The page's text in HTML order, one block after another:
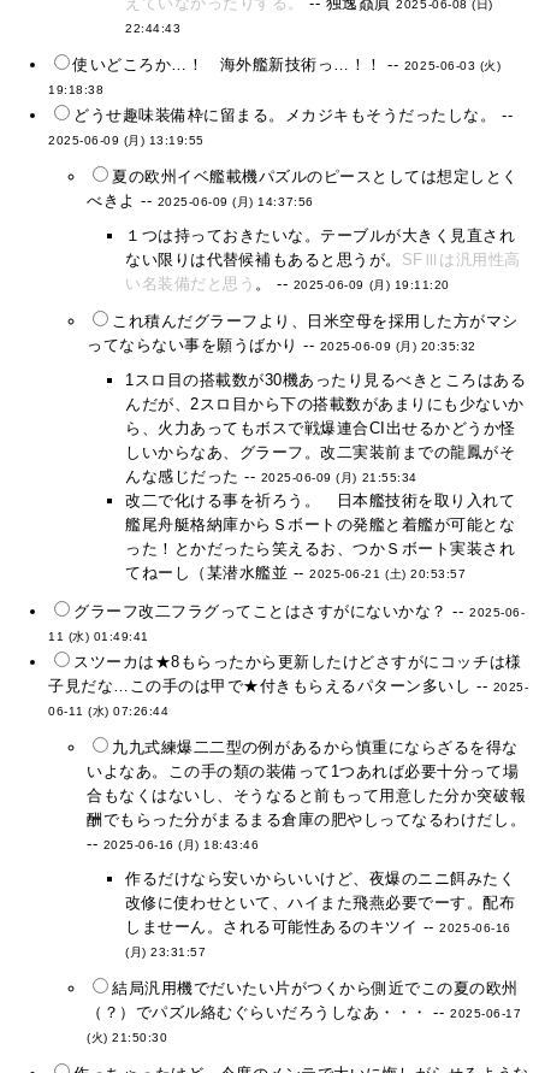
2025-06-08 (日)
22:44:43
使いどころか…！ 海外艦新技術っ…！！ -- 2025-06-03 (火)
19:18:38
どうせ趣味装備枠に留まる。メカジキもそうだったしな。 --
2025-06-09 (月) 13:19:55
夏の欧州イベ艦載機パズルのピースとしては想定しとく
べきよ -- 2025-06-09 (月) 14:37:56
１つは持っておきたいな。テーブルが大きく見直され
ない限りは代替候補もあると思うが。 SFⅢは汎用性高
い名装備だと思う 。 -- 2025-06-09 (月) 19:11:20
これ積んだグラーフより、日米空母を採用した方がマシ
ってならない事を願うばかり -- 2025-06-09 (月) 20:35:32
1スロ目の搭載数が30機あったり見るべきところはある
んだが、2スロ目から下の搭載数があまりにも少ないか
ら、火力あってもボスで戦爆連合CI出せるかどうか怪
しいからなあ、グラーフ。改二実装前までの龍鳳がそ
んな感じだった -- 2025-06-09 (月) 21:55:34
改二で化ける事を祈ろう。 日本艦技術を取り入れて
艦尾舟艇格納庫からＳボートの発艦と着艦が可能とな
った！とかだったら笑えるお、つかＳボート実装され
てねーし（某潜水艦並 --2025-06-21 (土) 20:53:57
グラーフ改二フラグってことはさすがにないかな？ --2025-06-
11 (水) 01:49:41
スツーカは★8もらったから更新したけどさすがにコッチは様
子見だな…この手のは甲で★付きもらえるパターン多いし -- 2025-
06-11 (水) 07:26:44
九九式練爆二二型の例があるから慎重にならざるを得な
いよなあ。この手の類の装備って1つあれば必要十分って場
合もなくはないし、そうなると前もって用意した分か突破報
酬でもらった分がまるまる倉庫の肥やしってなるわけだし。
-- 2025-06-16 (月) 18:43:46
作るだけなら安いからいいけど、夜爆のニニ餌みたく
改修に使わせといて、ハイまた飛燕必要でーす。配布
しませーん。される可能性あるのキツイ --2025-06-16
(月) 23:31:57
結局汎用機でだいたい片がつくから側近でこの夏の欧州
（？）でパズル絡むぐらいだろうしなあ・・・ -- 2025-06-17
(火) 21:50:30